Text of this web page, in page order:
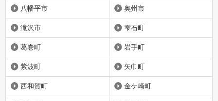
八幡平市 奥州市
滝沢市 雫石町
葛巻町 岩手町
紫波町 矢巾町
西和賀町 金ケ崎町